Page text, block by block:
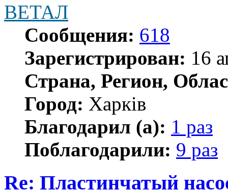
ВЕТАЛ
Сообщения: 618
Зарегистрирован: 16
Страна, Регион,
Город: Харків
Благодарил (а): 1 раз
Поблагодарили: 9 раз
Re: Пластинчатый